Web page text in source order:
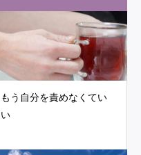
もう自分を責めなくてい
い